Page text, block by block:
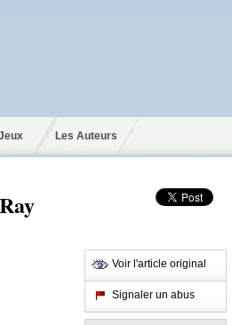
Les Auteurs
Voir l'article original
Signaler un abus